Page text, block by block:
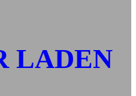
LADEN